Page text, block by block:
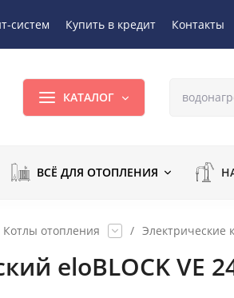
систем Купить в кредит Контакты
КАТАЛОГ
ВСЁ ДЛЯ ОТОПЛЕНИЯ
Котлы отопления / Электрические
eloBLOCK VE